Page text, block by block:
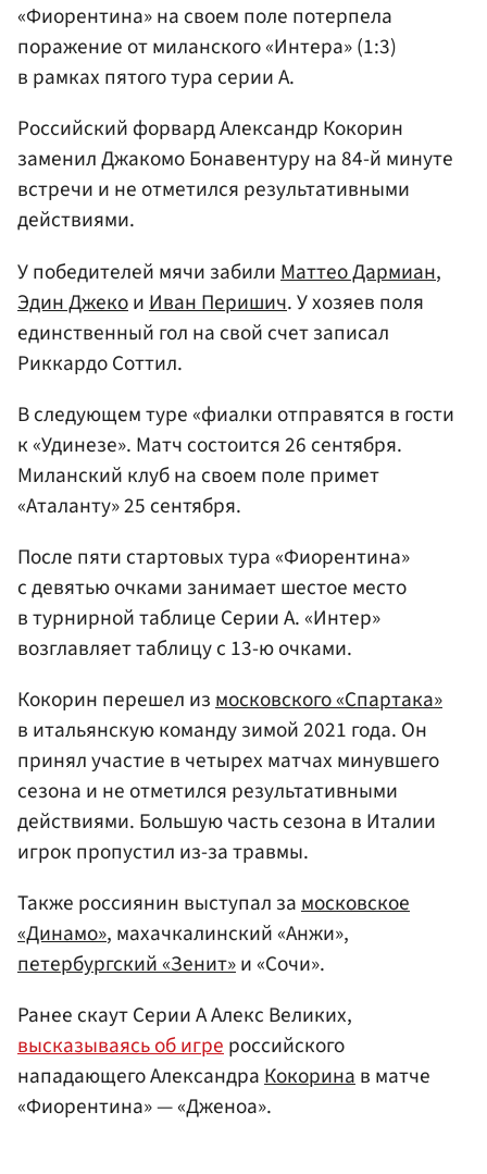
«Фиорентина» на своем поле потерпела
поражение от миланского «Интера» (1:3)
в рамках пятого тура серии А.
Российский форвард Александр Кокорин
заменил Джакомо Бонавентуру на 84-й минуте
встречи и не отметился результативными
действиями.
У победителей мячи забили Маттео Дармиан,
Эдин Джекои Иван Перишич. У хозяев поля
единственный гол на свой счет записал
Риккардо Соттил.
В следующем туре «фиалки отправятся в гости
к «Удинезе». Матч состоится 26 сентября.
Миланский клуб на своем поле примет
«Аталанту» 25 сентября.
После пяти стартовых тура «Фиорентина»
с девятью очками занимает шестое место
в турнирной таблице Серии А. «Интер»
возглавляет таблицу с 13-ю очками.
Кокорин перешел измосковского «Спартака»
в итальянскую команду зимой 2021 года. Он
принял участие в четырех матчах минувшего
сезона и не отметился результативными
действиями. Большую часть сезона в Италии
игрок пропустил из-за травмы.
Также россиянин выступал замосковское
«Динамо», махачкалинский «Анжи»,
петербургский «Зенит»и «Сочи».
Ранее скаут Серии А Алекс Великих,
высказываясь об игрероссийского
нападающего АлександраКокоринав матче
«Фиорентина» — «Дженоа».